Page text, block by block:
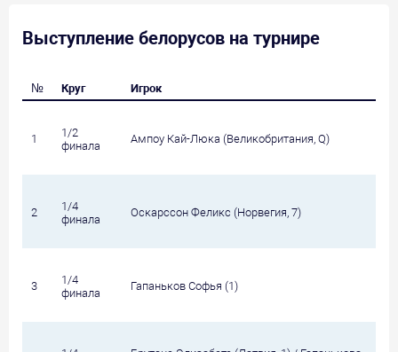
Выступление белорусов на турнире
№ Круг Игрок
1
1/2
финала
Ампоу Кай-Люка (Великобритания, Q)
2
1/4
финала
Оскарссон Феликс (Норвегия, 7)
3
1/4
финала
Гапаньков Софья (1)